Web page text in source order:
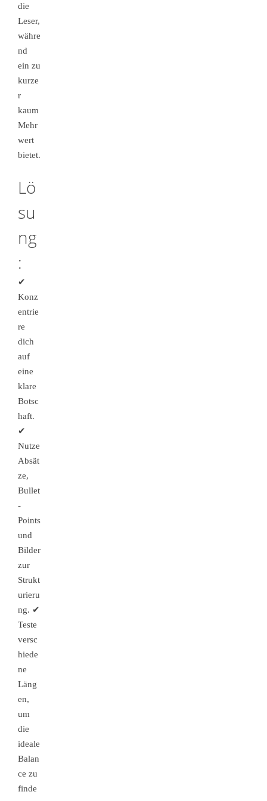
die
Leser,
währe
nd
ein zu
kurze
r
kaum
Mehr
wert
bietet.
Lö
su
ng
:
✔
Konz
entrie
re
dich
auf
eine
klare
Botsc
haft.
✔
Nutze
Absät
ze,
Bullet
-
Points
und
Bilder
zur
Strukt
urieru
ng. ✔
Teste
versc
hiede
ne
Läng
en,
um
die
ideale
Balan
ce zu
finde